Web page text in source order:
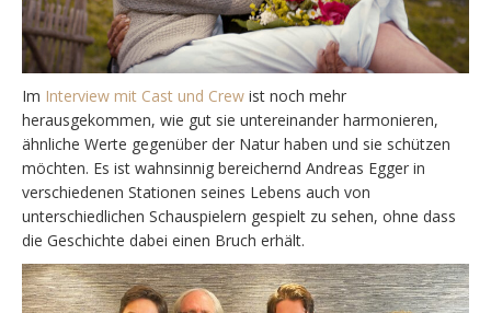
Im Interview mit Cast und Crew ist noch mehr
herausgekommen, wie gut sie untereinander harmonieren,
ähnliche Werte gegenüber der Natur haben und sie schützen
möchten. Es ist wahnsinnig bereichernd Andreas Egger in
verschiedenen Stationen seines Lebens auch von
unterschiedlichen Schauspielern gespielt zu sehen, ohne dass
die Geschichte dabei einen Bruch erhält.